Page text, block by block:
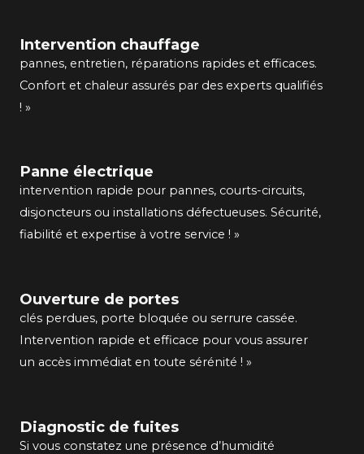
Intervention chauffage
pannes, entretien, réparations rapides et efficaces.
Confort et chaleur assurés par des experts qualifiés
! »
Panne électrique
intervention rapide pour pannes, courts-circuits,
disjoncteurs ou installations défectueuses. Sécurité,
fiabilité et expertise à votre service ! »
Ouverture de portes
clés perdues, porte bloquée ou serrure cassée.
Intervention rapide et efficace pour vous assurer
un accès immédiat en toute sérénité ! »
Diagnostic de fuites
Si vous constatez une présence d’humidité